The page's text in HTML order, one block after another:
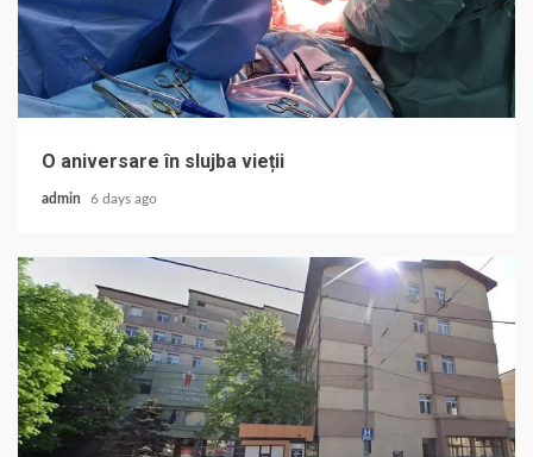
O aniversare în slujba vieții
admin 6 days ago